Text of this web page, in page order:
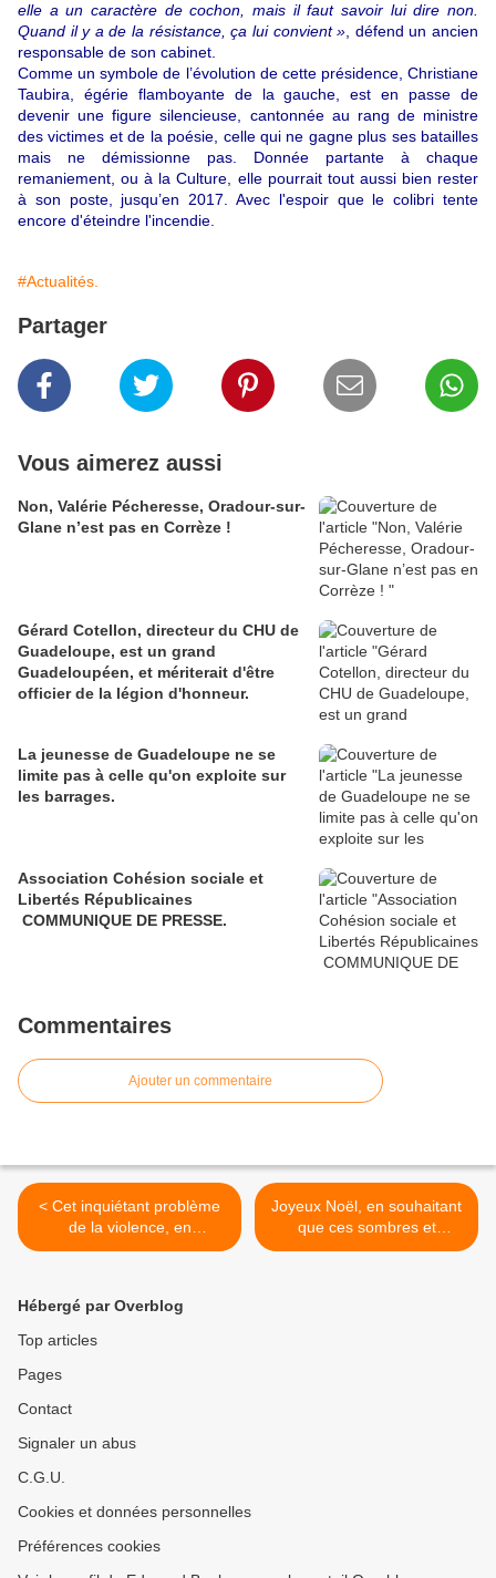
elle a un caractère de cochon, mais il faut savoir lui dire non.
Quand il y a de la résistance, ça lui convient », défend un ancien
responsable de son cabinet.
Comme un symbole de l’évolution de cette présidence, Christiane
Taubira, égérie flamboyante de la gauche, est en passe de
devenir une figure silencieuse, cantonnée au rang de ministre
des victimes et de la poésie, celle qui ne gagne plus ses batailles
mais ne démissionne pas. Donnée partante à chaque
remaniement, ou à la Culture, elle pourrait tout aussi bien rester
à son poste, jusqu’en 2017. Avec l'espoir que le colibri tente
encore d'éteindre l'incendie.
#Actualités.
Partager
Vous aimerez aussi
Non, Valérie Pécheresse, Oradour-sur-
Glane n’est pas en Corrèze !
Gérard Cotellon, directeur du CHU de
Guadeloupe, est un grand
Guadeloupéen, et mériterait d'être
officier de la légion d'honneur.
La jeunesse de Guadeloupe ne se
limite pas à celle qu'on exploite sur
les barrages.
Association Cohésion sociale et
Libertés Républicaines
COMMUNIQUE DE PRESSE.
Commentaires
Ajouter un commentaire
< Cet inquiétant problème
de la violence, en
Guadeloupe( et ailleurs ).
Joyeux Noël, en souhaitant
que ces sombres et
possibles ( seulement
Hébergé par Overblog
Top articles
Pages
Contact
Signaler un abus
C.G.U.
Cookies et données personnelles
Préférences cookies